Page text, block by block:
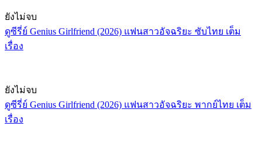
ยังไม่จบ
ดูซีรี่ย์ Genius Girlfriend (2026) แฟนสาวอัจฉริยะ ซับไทย เต็ม
เรื่อง
ยังไม่จบ
ดูซีรี่ย์ Genius Girlfriend (2026) แฟนสาวอัจฉริยะ พากย์ไทย เต็ม
เรื่อง